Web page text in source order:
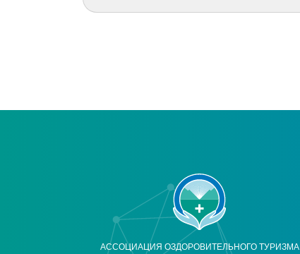
АССОЦИАЦИЯ ОЗДОРОВИТЕЛЬНОГО ТУРИЗМА